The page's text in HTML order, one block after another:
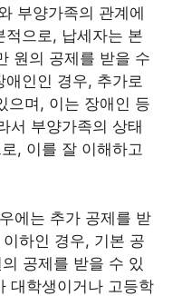
부양가족의 관계에
적으로, 납세자는 본
원의 공제를 받을 수
애인인 경우, 추가로
으며, 이는 장애인 등
서 부양가족의 상태
, 이를 잘 이해하고
에는 추가 공제를 받
하인 경우, 기본 공
공제를 받을 수 있
대학생이거나 고등학